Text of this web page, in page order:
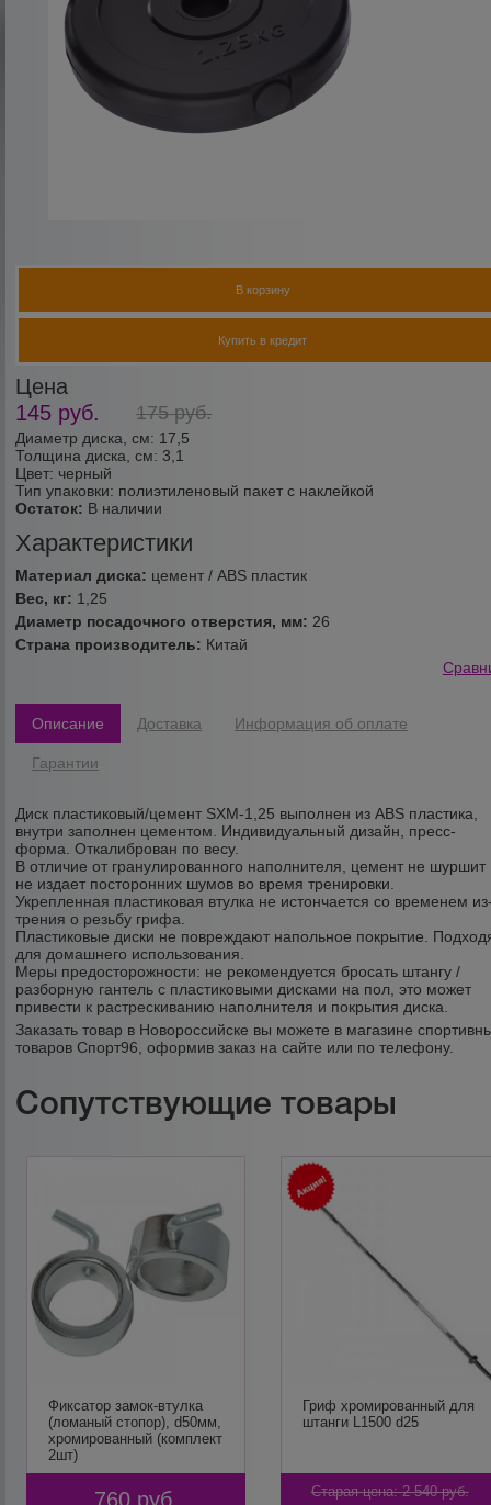
Диаметр диска, см: 17,5
Толщина диска, см: 3,1
Цвет: черный
Тип упаковки: полиэтиленовый пакет с наклейкой
Остаток: В наличии
Характеристики
Материал диска: цемент / ABS пластик
Вес, кг: 1,25
Диаметр посадочного отверстия, мм: 26
Страна производитель: Китай
Цена
175 руб.
145 руб.
В корзину
Купить в кредит
Описание Доставка Информация об оплате
Гарантии
Диск пластиковый/цемент SXM-1,25 выполнен из ABS пластика,
внутри заполнен цементом. Индивидуальный дизайн, пресс-
форма. Откалиброван по весу.
В отличие от гранулированного наполнителя, цемент не шуршит
не издает посторонних шумов во время тренировки.
Укрепленная пластиковая втулка не истончается со временем
трения о резьбу грифа.
Пластиковые диски не повреждают напольное покрытие.
для домашнего использования.
Меры предосторожности: не рекомендуется бросать штангу /
разборную гантель с пластиковыми дисками на пол, это может
привести к растрескиванию наполнителя и покрытия диска.
Заказать товар в Новороссийске вы можете в магазине
товаров Спорт96, оформив заказ на сайте или по телефону.
Сопутствующие товары
Фиксатор замок-втулка
(ломаный стопор), d50мм,
хромированный (комплект
2шт)
760 руб.
Гриф хромированный для
штанги L1500 d25
Старая цена: 2 540 руб.